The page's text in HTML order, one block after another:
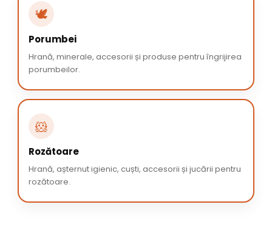
🕊️
Porumbei
Hrană, minerale, accesorii și produse pentru îngrijirea
porumbeilor.
🐹
Rozătoare
Hrană, așternut igienic, cuști, accesorii și jucării pentru
rozătoare.